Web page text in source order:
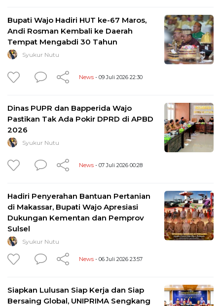
Bupati Wajo Hadiri HUT ke-67 Maros,
Andi Rosman Kembali ke Daerah
Tempat Mengabdi 30 Tahun
Syukur Nutu
News - 09 Juli 2026 22:30
Dinas PUPR dan Bapperida Wajo
Pastikan Tak Ada Pokir DPRD di APBD
2026
Syukur Nutu
News - 07 Juli 2026 00:28
Hadiri Penyerahan Bantuan Pertanian
di Makassar, Bupati Wajo Apresiasi
Dukungan Kementan dan Pemprov
Sulsel
Syukur Nutu
News - 06 Juli 2026 23:57
Siapkan Lulusan Siap Kerja dan Siap
Bersaing Global, UNIPRIMA Sengkang